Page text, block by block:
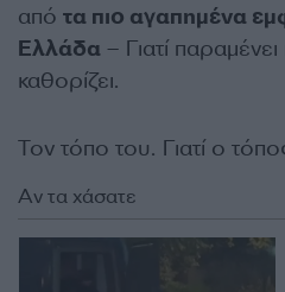
από τα πιο αγαπημένα
Ελλάδα – Γιατί
καθορίζει.
Τον τόπο του. Γιατί ο
Αν τα χάσατε